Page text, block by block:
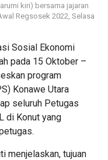
kiri) bersama jajaran
Regsosek 2022, Selasa
Sosial Ekonomi
pada 15 Oktober –
program
Konawe Utara
seluruh Petugas
di Konut yang
menjelaskan, tujuan